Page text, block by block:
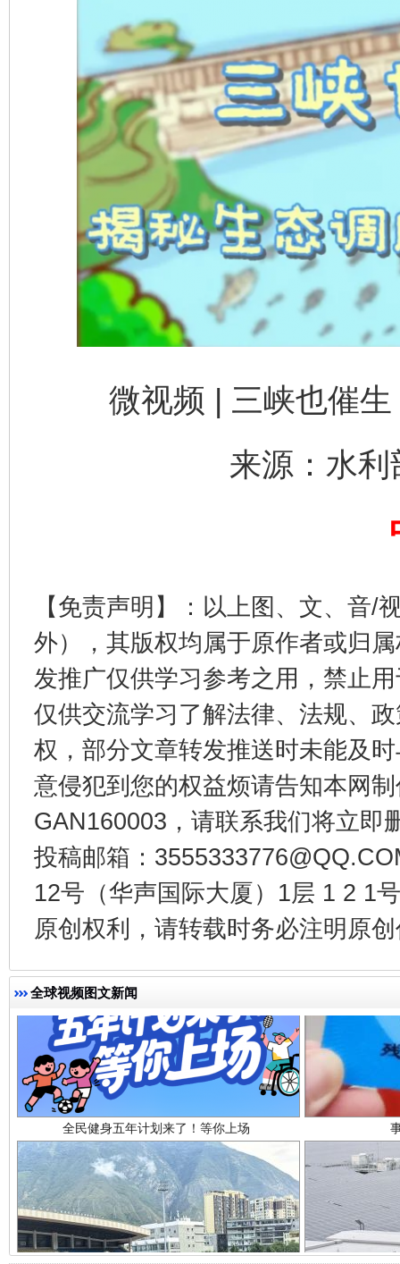
微视频 | 三峡也催生
来源：水
【免责声明】：以上图、文、音/
外），其版权均属于原作者或归
发推广仅供学习参考之用，禁止
仅供交流学习了解法律、法规、
权，部分文章转发推送时未能及
意侵犯到您的权益烦请告知本网
GAN160003，请联系我们将立即
投稿邮箱：
12号（华声国际大厦）1层 1 2 1
原创权利，请转载时务必注明原
全球视频图文新闻
东山县通报“牛蛙产品抗生素超标问题” 法
千年窑火 生生不息
受贿1.44亿！段成刚被判无期 从幼
全民健身五年计划来了！等你上场
阿坝州三大球赛在茂县开幕 规模